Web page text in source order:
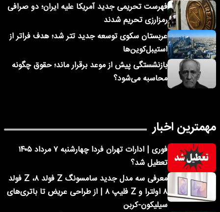
فهرست تحریمی جدید آمریکا علیه ایران؛ دو صرافی
رمزارزی تحریم شدند
عربستان سکوی توسعه جدید تتر شد؛ هدف فراتر از
استیبل‌کوین‌ها
بازنشستگی پیش از موعد برقرار ماند؛ حقوق چگونه
محاسبه می‌شود؟
مهمترین اخبار
فوری | ادارات تهران فردا چهارشنبه ۷ مرداد ۱۴۰۵
تعطیل شد؟
معرفی سه مدل جدید سامسونگ Z فولد ۸، Z فولد
۸ اولترا و Z فلیپ ۸ | از طراحی عریض تا باتری‌های
سیلیکون-کربن